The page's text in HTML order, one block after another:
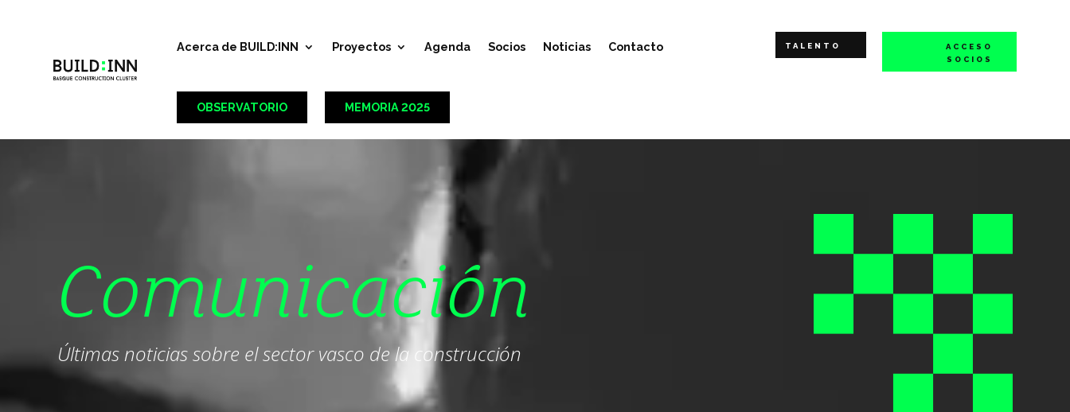
Acerca de BUILD:INN Proyectos Agenda Socios Noticias Contacto
OBSERVATORIO MEMORIA 2025
TALENTO
ACCESO
SOCIOS
Comunicación
Últimas noticias sobre el sector vasco de la construcción